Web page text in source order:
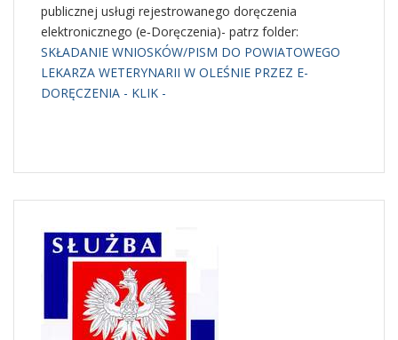
publicznej usługi rejestrowanego doręczenia
elektronicznego (e‑Doręczenia)- patrz folder:
SKŁADANIE WNIOSKÓW/PISM DO POWIATOWEGO
LEKARZA WETERYNARII W OLEŚNIE PRZEZ E-
DORĘCZENIA - KLIK -